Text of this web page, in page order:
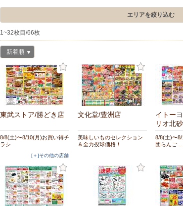
エリアを絞り込む
1~32枚目/66枚
新着順
東武ストア/勝どき店
8/8(土)〜8/10(月)お買い得チ
ラシ
[＋]その他の店舗
文化堂/豊洲店
美味しいものセレクション
＆全力投球価格！
イトー
リオ北
8/8(土)〜
団らんご…